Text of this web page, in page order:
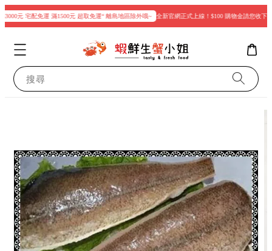
元 宅配免運 滿1500元 超取免運“ 離島地區除外哦~ 全新官網正式上線！$100 購物金請您收下
搜尋